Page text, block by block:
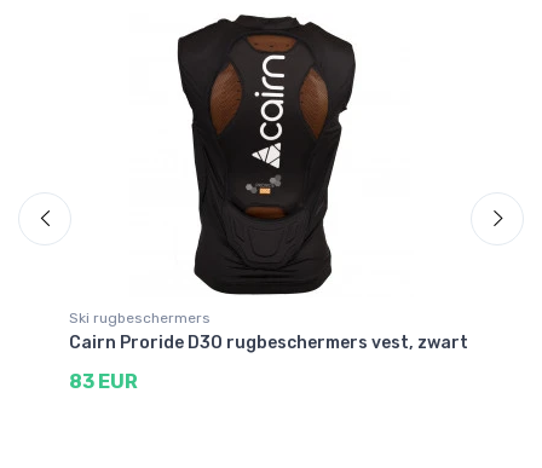
Ski rugbeschermers
Cairn Proride D3O rugbeschermers vest, zwart
83 EUR